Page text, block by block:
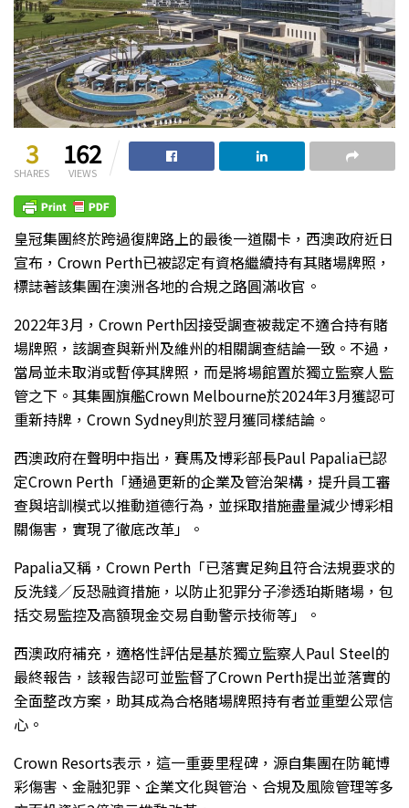
3
SHARES
162
VIEWS
皇冠集團終於跨過復牌路上的最後一道關卡，西澳政府近日
宣布，Crown Perth已被認定有資格繼續持有其賭場牌照，
標誌著該集團在澳洲各地的合規之路圓滿收官。
2022年3月，Crown Perth因接受調查被裁定不適合持有賭
場牌照，該調查與新州及維州的相關調查結論一致。不過，
當局並未取消或暫停其牌照，而是將場館置於獨立監察人監
管之下。其集團旗艦Crown Melbourne於2024年3月獲認可
重新持牌，Crown Sydney則於翌月獲同樣結論。
西澳政府在聲明中指出，賽馬及博彩部長Paul Papalia已認
定Crown Perth「通過更新的企業及管治架構，提升員工審
查與培訓模式以推動道德行為，並採取措施盡量減少博彩相
關傷害，實現了徹底改革」。
Papalia又稱，Crown Perth「已落實足夠且符合法規要求的
反洗錢／反恐融資措施，以防止犯罪分子滲透珀斯賭場，包
括交易監控及高額現金交易自動警示技術等」。
西澳政府補充，適格性評估是基於獨立監察人Paul Steel的
最終報告，該報告認可並監督了Crown Perth提出並落實的
全面整改方案，助其成為合格賭場牌照持有者並重塑公眾信
心。
Crown Resorts表示，這一重要里程碑，源自集團在防範博
彩傷害、金融犯罪、企業文化與管治、合規及風險管理等多